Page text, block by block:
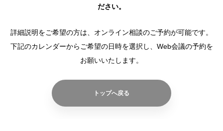
料金プラン
導入事例 コラム
お役立ち資料 よくあるご質問
ださい。
詳細説明をご希望の方は、オンライン相談のご予約が可能です。
下記のカレンダーからご希望の日時を選択し、Web会議の予約を
お願いいたします。
トップへ戻る